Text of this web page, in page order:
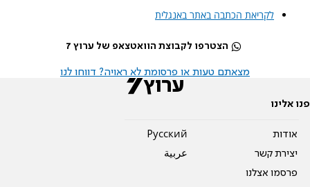
לקריאת הכתבה באתר באנגלית
הצטרפו לקבוצת הוואטצאפ של ערוץ 7
מצאתם טעות או פרסומת לא ראויה? דווחו לנו
פנו אלינו
אודות
יצירת קשר
פרסמו אצלנו
Pусский
عربية